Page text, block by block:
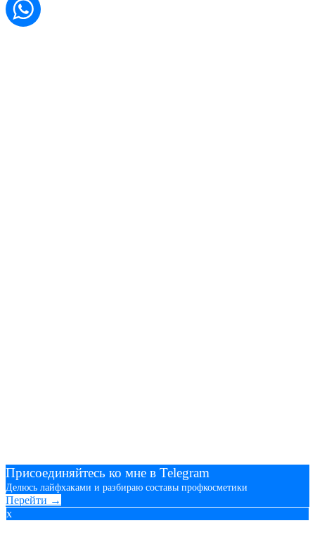
Присоединяйтесь ко мне в Telegram
Делюсь лайфхаками и разбираю составы профкосметики
Перейти →
x